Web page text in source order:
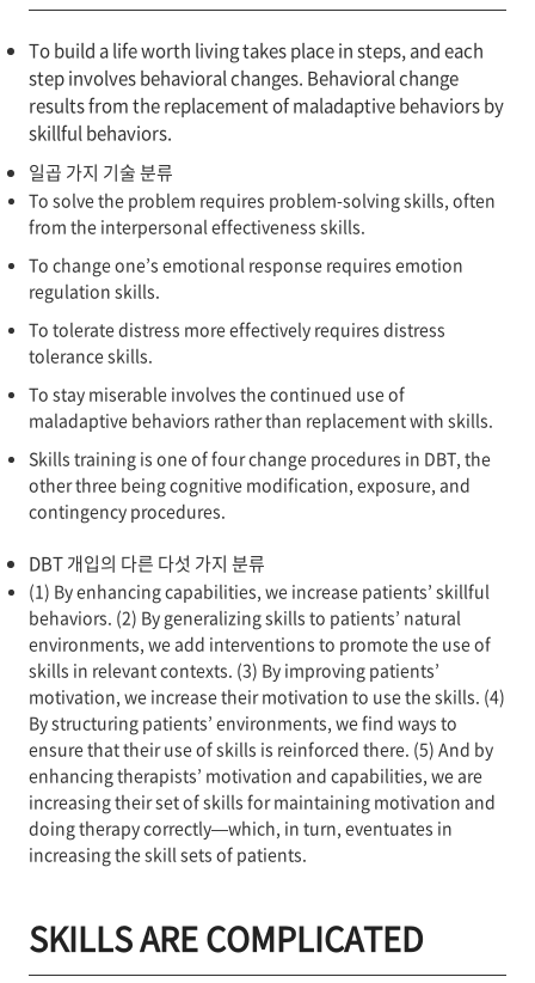
To build a life worth living takes place in steps, and each
step involves behavioral changes. Behavioral change
results from the replacement of maladaptive behaviors by
skillful behaviors.
일곱 가지 기술 분류
To solve the problem requires problem-solving skills, often
from the interpersonal effectiveness skills.
To change one’s emotional response requires emotion
regulation skills.
To tolerate distress more effectively requires distress
tolerance skills.
To stay miserable involves the continued use of
maladaptive behaviors rather than replacement with skills.
Skills training is one of four change procedures in DBT, the
other three being cognitive modification, exposure, and
contingency procedures.
DBT 개입의 다른 다섯 가지 분류
(1) By enhancing capabilities, we increase patients’ skillful
behaviors. (2) By generalizing skills to patients’ natural
environments, we add interventions to promote the use of
skills in relevant contexts. (3) By improving patients’
motivation, we increase their motivation to use the skills. (4)
By structuring patients’ environments, we find ways to
ensure that their use of skills is reinforced there. (5) And by
enhancing therapists’ motivation and capabilities, we are
increasing their set of skills for maintaining motivation and
doing therapy correctly—which, in turn, eventuates in
increasing the skill sets of patients.
SKILLS ARE COMPLICATED